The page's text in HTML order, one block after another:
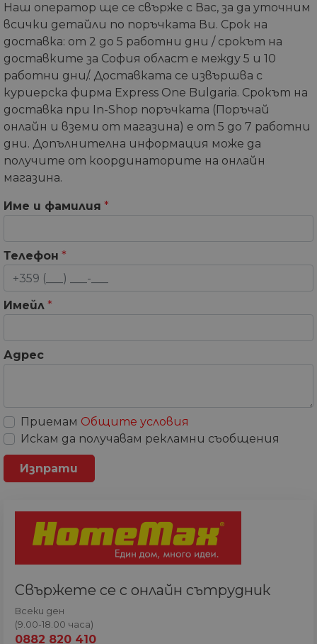
Наш оператор ще се свърже с Вас, за да уточним
всички детайли по поръчката Ви. Срок на
доставка: от 2 до 5 работни дни / срокът на
доставките за София област е между 5 и 10
работни дни/. Доставката се извършва с
куриерска фирма Express One Bulgaria. Срокът на
доставка при In-Shop поръчката (Поръчай
онлайн и вземи от магазина) е от 5 до 7 работни
дни. Допълнителна информация може да
получите от координаторите на онлайн
магазина.
Име и фамилия *
Телефон *
Имейл *
Адрес
Приемам Общите условия
Искам да получавам рекламни съобщения
Свържете се с онлайн сътрудник
Всеки ден
(9.00-18.00 часа)
0882 820 410